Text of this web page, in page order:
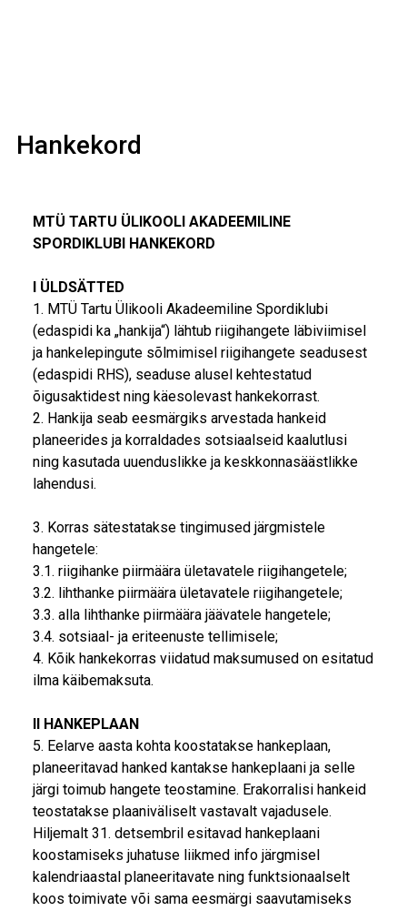
Hankekord
MTÜ TARTU ÜLIKOOLI AKADEEMILINE
SPORDIKLUBI HANKEKORD
I ÜLDSÄTTED
1. MTÜ Tartu Ülikooli Akadeemiline Spordiklubi
(edaspidi ka „hankija“) lähtub riigihangete läbiviimisel
ja hankelepingute sõlmimisel riigihangete seadusest
(edaspidi RHS), seaduse alusel kehtestatud
õigusaktidest ning käesolevast hankekorrast.
2. Hankija seab eesmärgiks arvestada hankeid
planeerides ja korraldades sotsiaalseid kaalutlusi
ning kasutada uuenduslikke ja keskkonnasäästlikke
lahendusi.
3. Korras sätestatakse tingimused järgmistele
hangetele:
3.1. riigihanke piirmäära ületavatele riigihangetele;
3.2. lihthanke piirmäära ületavatele riigihangetele;
3.3. alla lihthanke piirmäära jäävatele hangetele;
3.4. sotsiaal- ja eriteenuste tellimisele;
4. Kõik hankekorras viidatud maksumused on esitatud
ilma käibemaksuta.
II HANKEPLAAN
5. Eelarve aasta kohta koostatakse hankeplaan,
planeeritavad hanked kantakse hankeplaani ja selle
järgi toimub hangete teostamine. Erakorralisi hankeid
teostatakse plaaniväliselt vastavalt vajadusele.
Hiljemalt 31. detsembril esitavad hankeplaani
koostamiseks juhatuse liikmed info järgmisel
kalendriaastal planeeritavate ning funktsionaalselt
koos toimivate või sama eesmärgi saavutamiseks